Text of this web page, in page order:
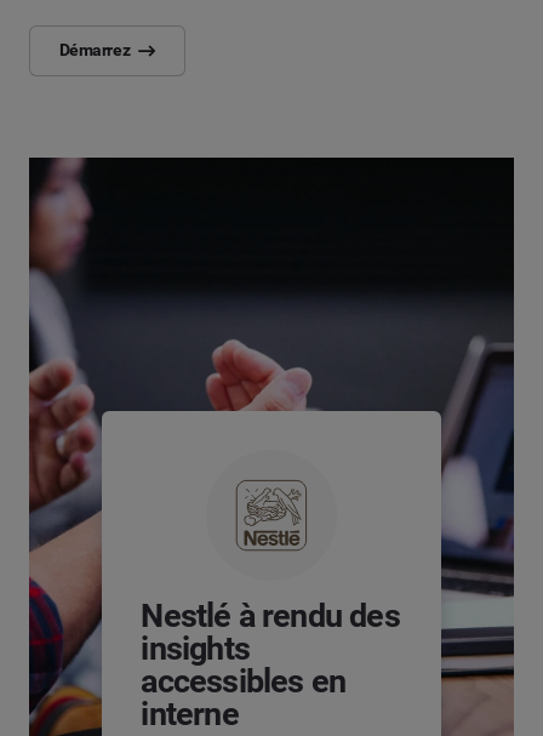
Démarrez
Nestlé à rendu des
insights
accessibles en
interne